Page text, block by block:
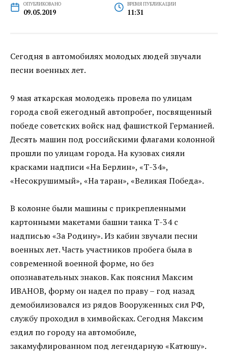
ОПУБЛИКОВАНО
09.05.2019
ВРЕМЯ ПУБЛИКАЦИИ
11:31
Сегодня в автомобилях молодых людей звучали
песни военных лет.
9 мая аткарская молодежь провела по улицам
города свой ежегодный автопробег, посвященный
победе советских войск над фашисткой Германией.
Десять машин под российскими флагами колонной
прошли по улицам города. На кузовах сияли
красками надписи «На Берлин», «Т-34»,
«Несокрушимый», «На таран», «Великая Победа».
В колонне были машины с прикрепленными
картонными макетами башни танка Т-34 с
надписью «За Родину». Из кабин звучали песни
военных лет. Часть участников пробега была в
современной военной форме, но без
опознавательных знаков. Как пояснил Максим
ИВАНОВ, форму он надел по праву – год назад
демобилизовался из рядов Вооруженных сил РФ,
службу проходил в химвойсках. Сегодня Максим
ездил по городу на автомобиле,
закамуфлированном под легендарную «Катюшу».